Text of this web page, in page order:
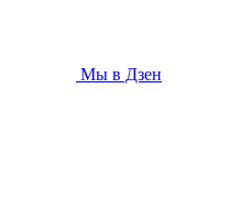
Мы в Дзен